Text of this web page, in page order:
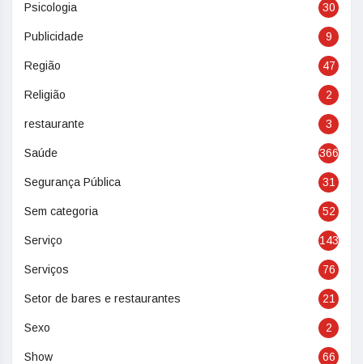
Psicologia 30
Publicidade 9
Região 47
Religião 2
restaurante 3
Saúde 366
Segurança Pública 31
Sem categoria 52
Serviço 143
Serviços 76
Setor de bares e restaurantes 21
Sexo 2
Show 66